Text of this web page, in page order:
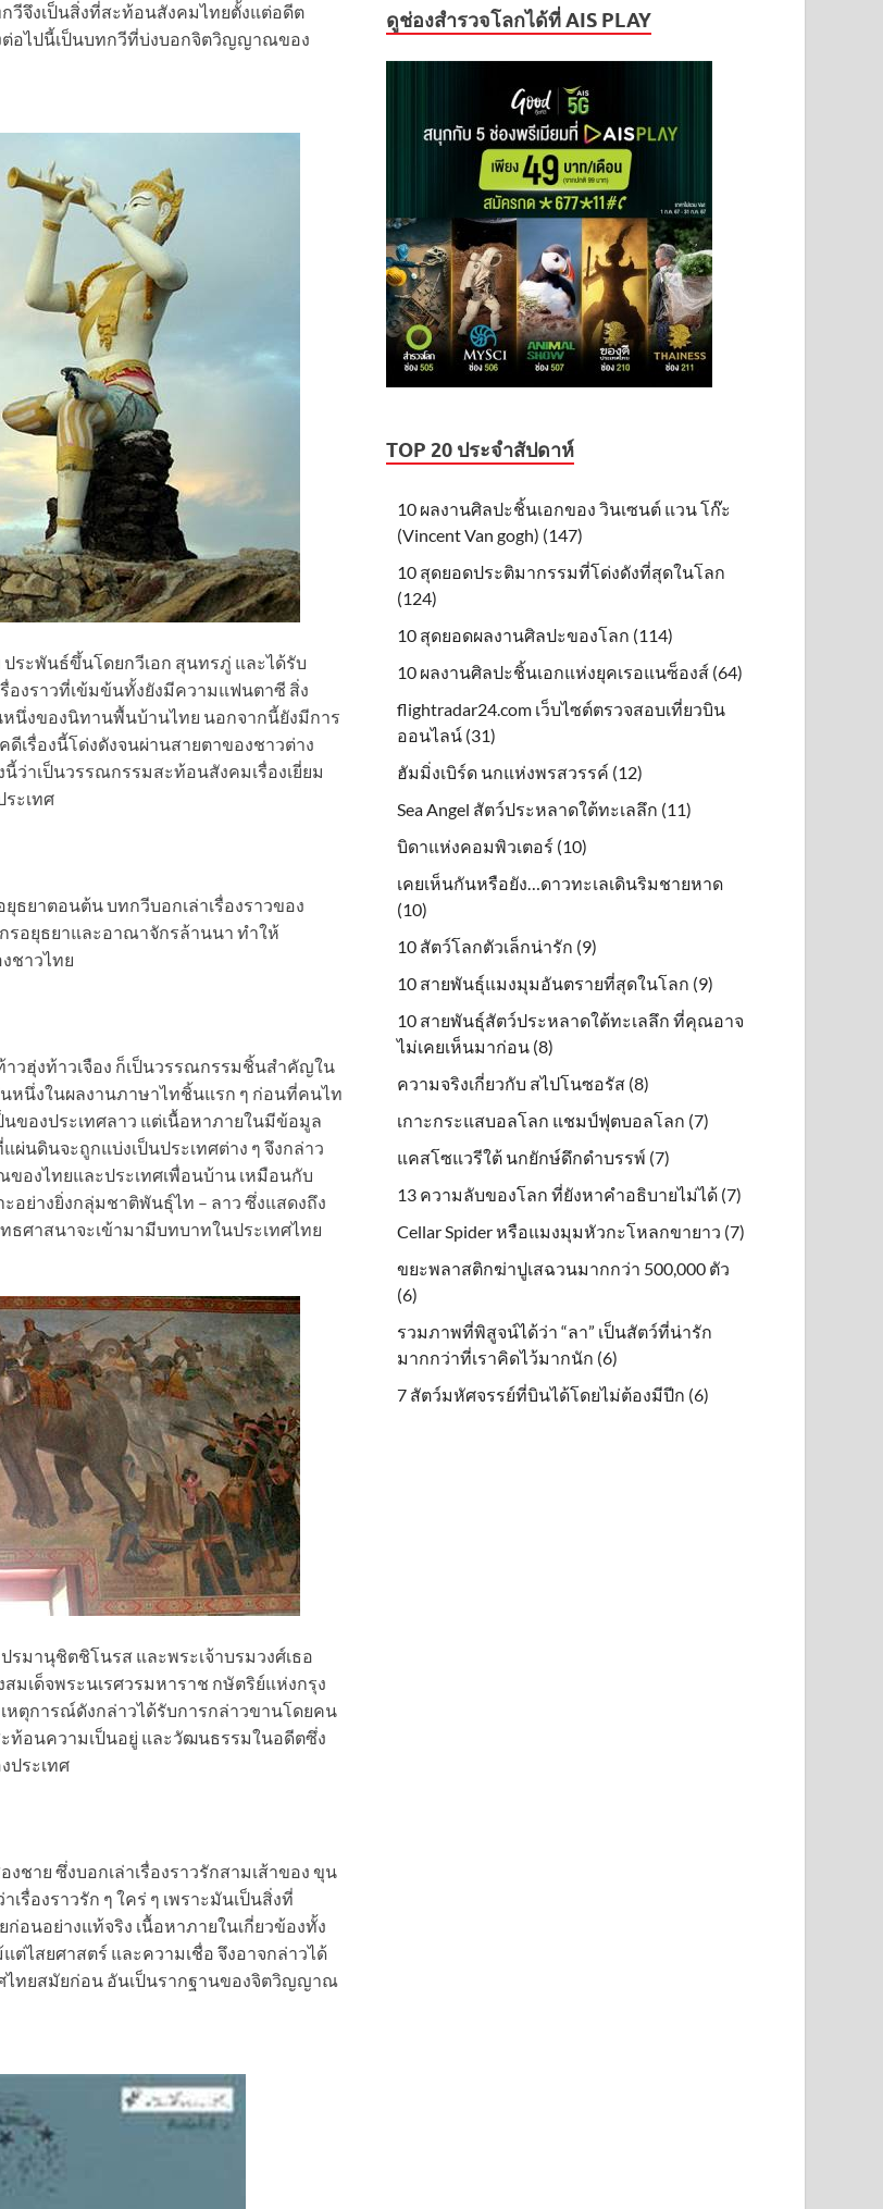
วีจึงเป็นสิ่งที่สะท้อนสังคมไทยตั้งแต่อดีต
ต่อไปนี้เป็นบทกวีที่บ่งบอกจิตวิญญาณของ
ระพันธ์ขึ้นโดยกวีเอก สุนทรภู่ และได้รับ
องราวที่เข้มข้นทั้งยังมีความแฟนตาซี สิ่ง
หนึ่งของนิทานพื้นบ้านไทย นอกจากนี้ยังมีการ
เรื่องนี้โด่งดังจนผ่านสายตาของชาวต่าง
ว่าเป็นวรรณกรรมสะท้อนสังคมเรื่องเยี่ยม
ะเทศ
ยาตอนต้น บทกวีบอกเล่าเรื่องราวของ
รอยุธยาและอาณาจักรล้านนา ทำให้
ชาวไทย
วฮุ่งท้าวเจือง ก็เป็นวรรณกรรมชิ้นสำคัญใน
นหนึ่งในผลงานภาษาไทชิ้นแรก ๆ ก่อนที่คนไท
นของประเทศลาว แต่เนื้อหาภายในมีข้อมูล
ผ่นดินจะถูกแบ่งเป็นประเทศต่าง ๆ จึงกล่าว
องไทยและประเทศเพื่อนบ้าน เหมือนกับ
อย่างยิ่งกลุ่มชาติพันธุ์ไท – ลาว ซึ่งแสดงถึง
ศาสนาจะเข้ามามีบทบาทในประเทศไทย
มานุชิตชิโนรส และพระเจ้าบรมวงศ์เธอ
เด็จพระนเรศวรมหาราช กษัตริย์แห่งกรุง
ตุการณ์ดังกล่าวได้รับการกล่าวขานโดยคน
ท้อนความเป็นอยู่ และวัฒนธรรมในอดีตซึ่ง
ประเทศ
าย ซึ่งบอกเล่าเรื่องราวรักสามเส้าของ ขุน
รื่องราวรัก ๆ ใคร่ ๆ เพราะมันเป็นสิ่งที่
อนอย่างแท้จริง เนื้อหาภายในเกี่ยวข้องทั้ง
ไสยศาสตร์ และความเชื่อ จึงอาจกล่าวได้
ไทยสมัยก่อน อันเป็นรากฐานของจิตวิญญาณ
ดูช่องสำรวจโลกได้ที่ AIS PLAY
TOP 20 ประจำสัปดาห์
10 ผลงานศิลปะชิ้นเอกของ วินเซนต์ แวน โก๊ะ
(Vincent Van gogh) (147)
10 สุดยอดประติมากรรมที่โด่งดังที่สุดในโลก
(124)
10 สุดยอดผลงานศิลปะของโลก (114)
10 ผลงานศิลปะชิ้นเอกแห่งยุคเรอแนซ็องส์ (64)
flightradar24.com เว็บไซต์ตรวจสอบเที่ยวบิน
ออนไลน์ (31)
ฮัมมิ่งเบิร์ด นกแห่งพรสวรรค์ (12)
Sea Angel สัตว์ประหลาดใต้ทะเลลึก (11)
บิดาแห่งคอมพิวเตอร์ (10)
เคยเห็นกันหรือยัง…ดาวทะเลเดินริมชายหาด
(10)
10 สัตว์โลกตัวเล็กน่ารัก (9)
10 สายพันธุ์แมงมุมอันตรายที่สุดในโลก (9)
10 สายพันธุ์สัตว์ประหลาดใต้ทะเลลึก ที่คุณอาจ
ไม่เคยเห็นมาก่อน (8)
ความจริงเกี่ยวกับ สไปโนซอรัส (8)
เกาะกระแสบอลโลก แชมป์ฟุตบอลโลก (7)
แคสโซแวรีใต้ นกยักษ์ดึกดําบรรพ์ (7)
13 ความลับของโลก ที่ยังหาคำอธิบายไม่ได้ (7)
Cellar Spider หรือแมงมุมหัวกะโหลกขายาว (7)
ขยะพลาสติกฆ่าปูเสฉวนมากกว่า 500,000 ตัว
(6)
รวมภาพที่พิสูจน์ได้ว่า “ลา” เป็นสัตว์ที่น่ารัก
มากกว่าที่เราคิดไว้มากนัก (6)
7 สัตว์มหัศจรรย์ที่บินได้โดยไม่ต้องมีปีก (6)